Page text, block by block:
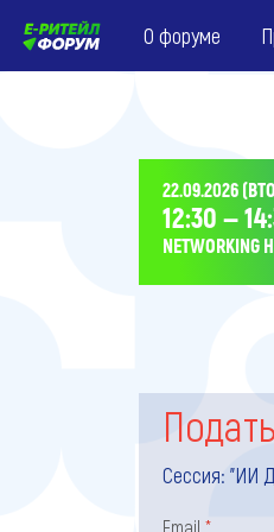
О форуме
22.09.2026
12:30 —
NETWORKING
Сессия: "ИИ
Email *